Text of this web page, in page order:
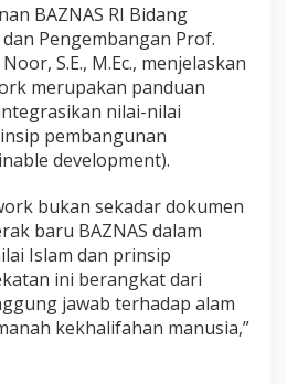
BAZNAS RI Bidang
Pengembangan Prof.
S.E., M.Ec., menjelaskan
merupakan panduan
nilai-nilai
pembangunan
development).
bukan sekadar dokumen
baru BAZNAS dalam
Islam dan prinsip
ini berangkat dari
jawab terhadap alam
kekhalifahan manusia,”